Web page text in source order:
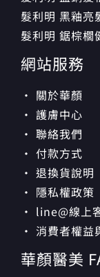
髮利明 黑釉亮
髮利明 鋸棕櫚
網站服務
· 關於華顏
· 護膚中心
· 聯絡我們
· 付款方式
· 退換貨說明
· 隱私權政策
· line@線上
· 消費者權益
華顏醫美